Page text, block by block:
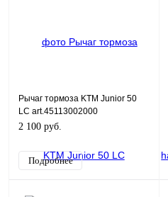
Рычаг тормоза KTM Junior 50
LC art.45113002000
2 100 руб.
Подробнее